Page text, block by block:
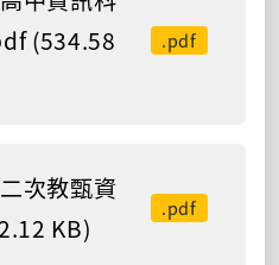
(534.58
.pdf
次教甄資
KB)
.pdf